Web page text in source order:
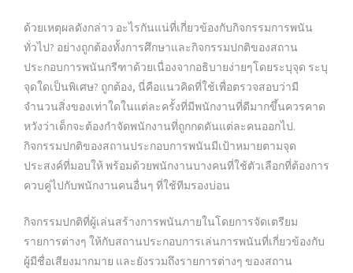
ด้วยเหตุผลดังกล่าว อะไรกันแน่ที่เกี่ยวข้องกับกิจกรรมการพนัน
ทั่วไป? อย่างถูกต้องทั้งการศึกษาและกิจกรรมปกติของสถาน
ประกอบการพนันกรีฑาด้วยเนื่องจากอธิบายง่ายๆโดยระบุจุด ระบุ
จุดใดเป็นพิเศษ? ถูกต้อง, นี่คือแนวคิดที่ใช้เพื่อตรวจสอบว่ามี
จำนวนสิ่งของเท่าใดในแต่ละครั้งที่มีพนักงานที่ดีมากขึ้นควรคาด
หวังว่าเด็กจะต้องกำจัดพนักงานที่ถูกกดดันแต่ละคนออกไป.
กิจกรรมปกติของสถานประกอบการพนันมีเป้าหมายตามจุด
ประสงค์ที่มอบให้ พร้อมด้วยพนักงานบางคนที่ใช้ตัวเลือกที่ต้องการ
ควบคู่ไปกับพนักงานคนอื่นๆ ที่ใช้ทีมรองบ่อน
กิจกรรมปกติที่ผู้เล่นสร้างการพนันภายในโดยการจัดเตรียม
รายการต่างๆ ให้กับสถานประกอบการเล่นการพนันที่เกี่ยวข้องกับ
ผู้มีชื่อเสียงมากมาย และยังรวมถึงรายการต่างๆ ของสถาน